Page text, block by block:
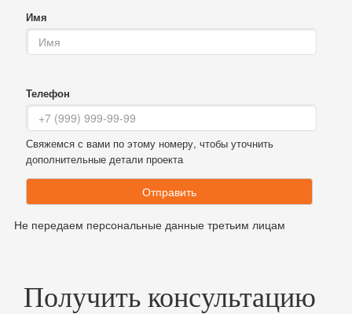
Имя
Телефон
Свяжемся с вами по этому номеру, чтобы уточнить
дополнительные детали проекта
Отправить
Не передаем персональные данные третьим лицам
Получить консультацию